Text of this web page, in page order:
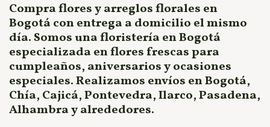
Compra flores y arreglos florales en
Bogotá con entrega a domicilio el mismo
día. Somos una floristería en Bogotá
especializada en flores frescas para
cumpleaños, aniversarios y ocasiones
especiales. Realizamos envíos en Bogotá,
Chía, Cajicá, Pontevedra, Ilarco, Pasadena,
Alhambra y alrededores.